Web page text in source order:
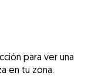
para ver una
en tu zona.